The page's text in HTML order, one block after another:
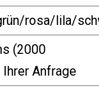
rosa/lila/
(2000
Anfrage